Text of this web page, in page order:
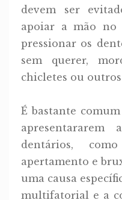
devem ser
apoiar a mão no
pressionar os
sem querer,
chicletes ou
É bastante
apresentararem
dentários,
apertamento e
uma causa
multifatorial e a